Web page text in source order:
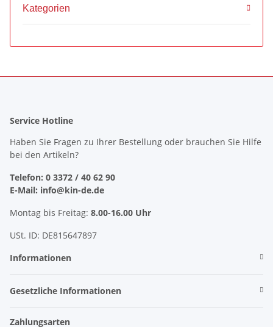
Kategorien
Service Hotline
Haben Sie Fragen zu Ihrer Bestellung oder brauchen Sie Hilfe
bei den Artikeln?
Telefon: 0 3372 / 40 62 90
E-Mail: info@kin-de.de
Montag bis Freitag: 8.00-16.00 Uhr
USt. ID: DE815647897
Informationen
Gesetzliche Informationen
Zahlungsarten